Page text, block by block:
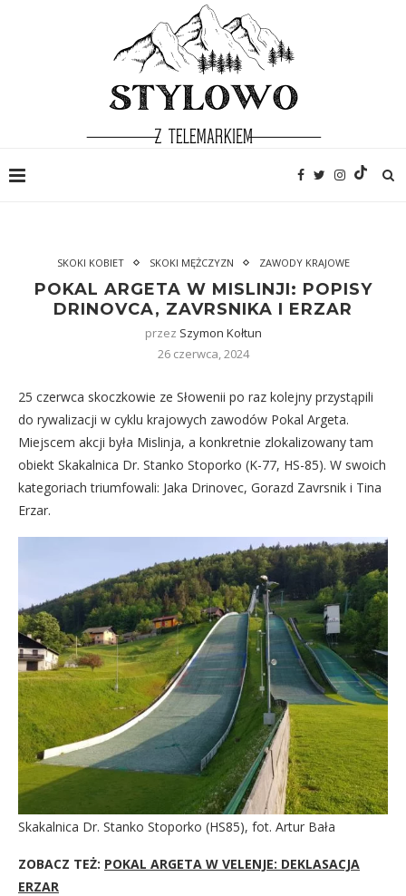
SKOKI KOBIET SKOKI MĘŻCZYZN ZAWODY KRAJOWE
POKAL ARGETA W MISLINJI: POPISY
DRINOVCA, ZAVRSNIKA I ERZAR
przez Szymon Kołtun
26 czerwca, 2024
25 czerwca skoczkowie ze Słowenii po raz kolejny przystąpili
do rywalizacji w cyklu krajowych zawodów Pokal Argeta.
Miejscem akcji była Mislinja, a konkretnie zlokalizowany tam
obiekt Skakalnica Dr. Stanko Stoporko (K-77, HS-85). W swoich
kategoriach triumfowali: Jaka Drinovec, Gorazd Zavrsnik i Tina
Erzar.
Skakalnica Dr. Stanko Stoporko (HS85), fot. Artur Bała
ZOBACZ TEŻ: POKAL ARGETA W VELENJE: DEKLASACJA
ERZAR